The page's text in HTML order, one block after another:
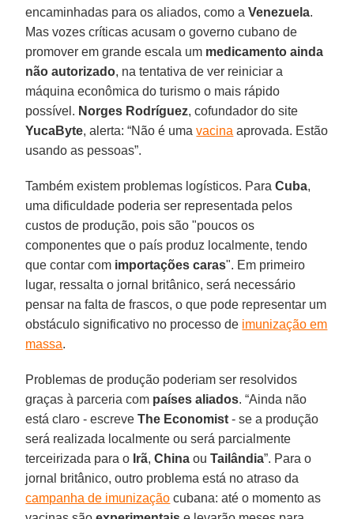
encaminhadas para os aliados, como aVenezuela.
Mas vozes críticas acusam o governo cubano de
promover em grande escala um medicamento ainda
não autorizado, na tentativa de ver reiniciar a
máquina econômica do turismo o mais rápido
possível. Norges Rodríguez, cofundador do site
YucaByte, alerta: “Não é umavacina aprovada. Estão
usando as pessoas”.
Também existem problemas logísticos. ParaCuba,
uma dificuldade poderia ser representada pelos
custos de produção, pois são "poucos os
componentes que o país produz localmente, tendo
que contar com importações caras". Em primeiro
lugar, ressalta o jornal britânico, será necessário
pensar na falta de frascos, o que pode representar um
obstáculo significativo no processo de imunização em
massa.
Problemas de produção poderiam ser resolvidos
graças à parceria com países aliados. “Ainda não
está claro - escreveThe Economist - se a produção
será realizada localmente ou será parcialmente
terceirizada para o Irã,China ouTailândia”. Para o
jornal britânico, outro problema está no atraso da
campanha de imunização cubana: até o momento as